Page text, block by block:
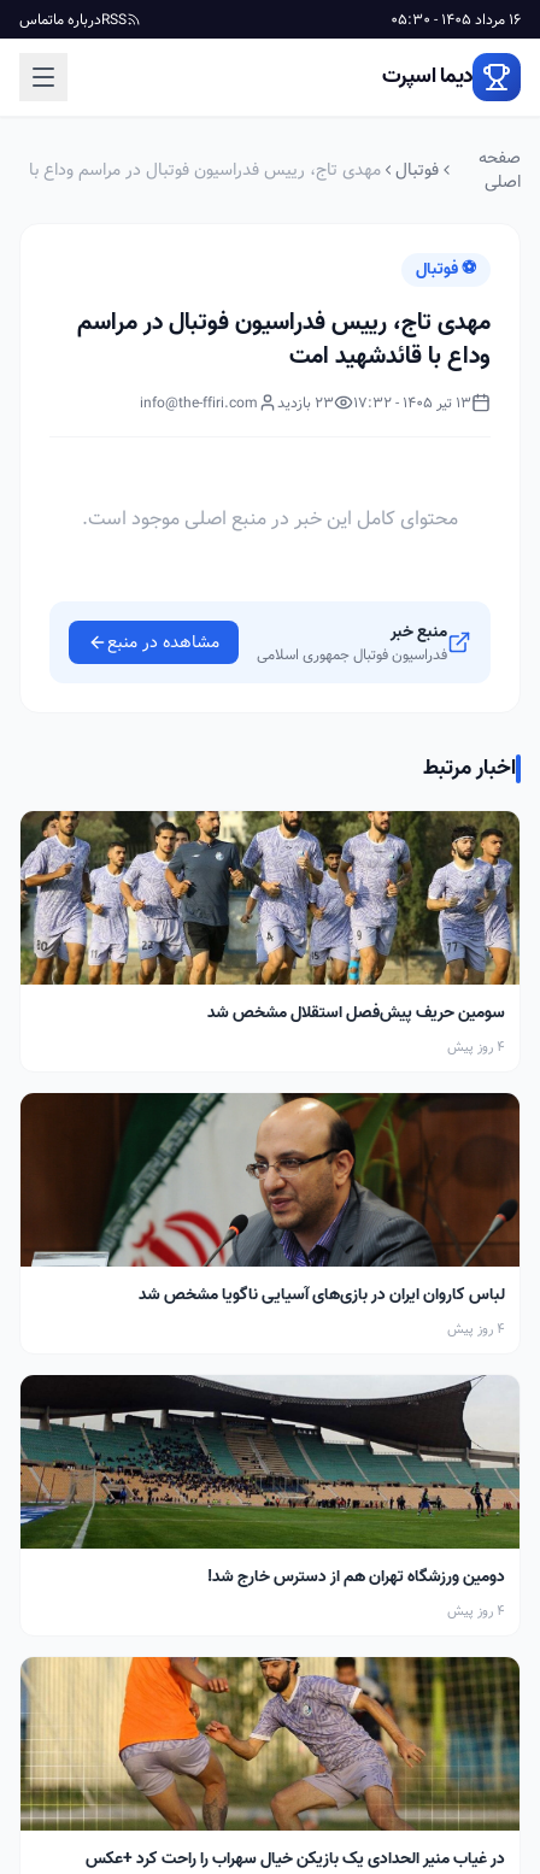
16 مرداد 1405 - 05:30 RSSدرباره ماتماس
دیما اسپرت
صفحه
اصلی
فوتبال مهدی تاج، رییس فدراسیون فوتبال در مراسم وداع با
⚽ فوتبال
مهدی تاج، رییس فدراسیون فوتبال در مراسم
وداع با قائدشهید امت
13 تیر 1405 - 17:32 23 بازدید info@the-ffiri.com
محتوای کامل این خبر در منبع اصلی موجود است.
منبع خبر
فدراسیون فوتبال جمهوری اسلامی مشاهده در منبع
اخبار مرتبط
سومین حریف پیش‌فصل استقلال مشخص شد
4 روز پیش
لباس کاروان ایران در بازی‌های آسیایی ناگویا مشخص شد
4 روز پیش
دومین ورزشگاه تهران هم از دسترس خارج شد!
4 روز پیش
در غیاب منیر الحدادی یک بازیکن خیال سهراب را راحت کرد +عکس